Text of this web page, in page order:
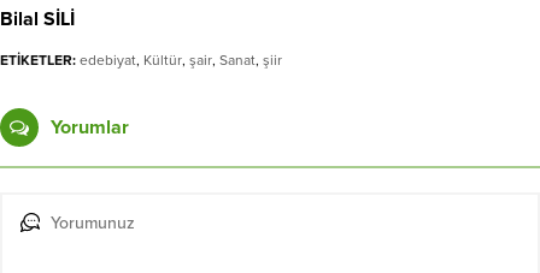
Bilal SİLİ
ETİKETLER: edebiyat, Kültür, şair, Sanat, şiir
Yorumlar